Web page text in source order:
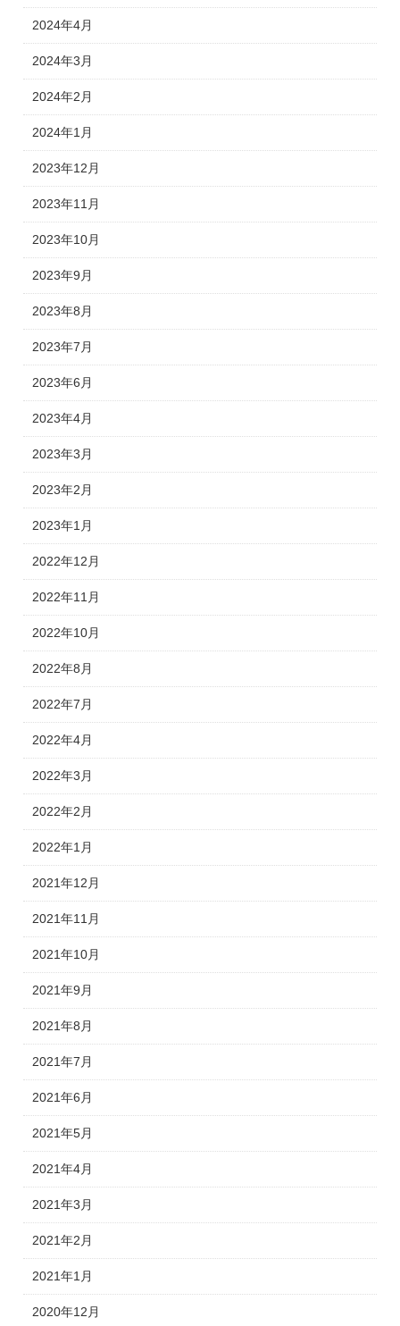
2024年4月
2024年3月
2024年2月
2024年1月
2023年12月
2023年11月
2023年10月
2023年9月
2023年8月
2023年7月
2023年6月
2023年4月
2023年3月
2023年2月
2023年1月
2022年12月
2022年11月
2022年10月
2022年8月
2022年7月
2022年4月
2022年3月
2022年2月
2022年1月
2021年12月
2021年11月
2021年10月
2021年9月
2021年8月
2021年7月
2021年6月
2021年5月
2021年4月
2021年3月
2021年2月
2021年1月
2020年12月